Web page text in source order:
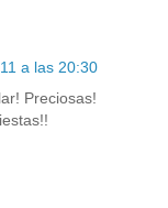
a las 20:30
Preciosas!